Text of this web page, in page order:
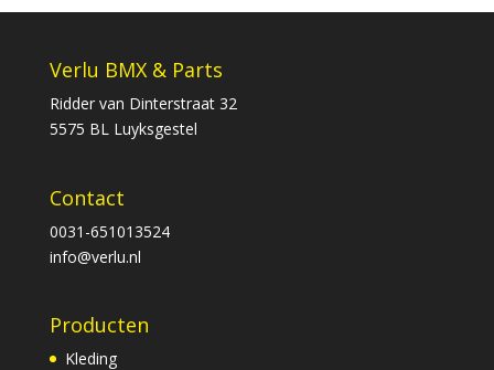
€199,95.€110,00.
Verlu BMX & Parts
Ridder van Dinterstraat 32
5575 BL Luyksgestel
Contact
0031-651013524
info@verlu.nl
Producten
Kleding